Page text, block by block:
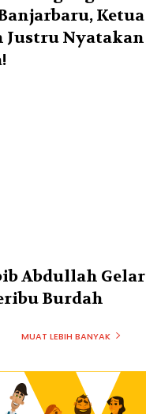
Ketua
Justru Nyatakan
Abdullah Gelar
Burdah
MUAT LEBIH BANYAK